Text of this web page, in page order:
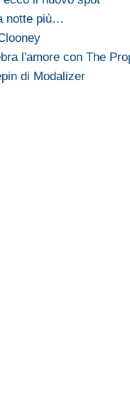
notte più…
l'amore con The
di Modalizer